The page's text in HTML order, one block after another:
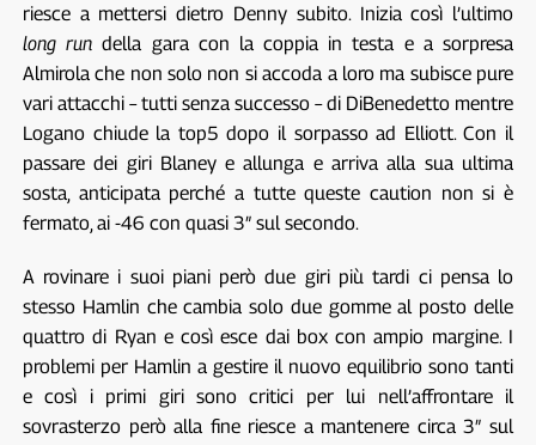
riesce a mettersi dietro Denny subito. Inizia così l’ultimo
long run della gara con la coppia in testa e a sorpresa
Almirola che non solo non si accoda a loro ma subisce pure
vari attacchi – tutti senza successo – di DiBenedetto mentre
Logano chiude la top5 dopo il sorpasso ad Elliott. Con il
passare dei giri Blaney e allunga e arriva alla sua ultima
sosta, anticipata perché a tutte queste caution non si è
fermato, ai -46 con quasi 3″ sul secondo.
A rovinare i suoi piani però due giri più tardi ci pensa lo
stesso Hamlin che cambia solo due gomme al posto delle
quattro di Ryan e così esce dai box con ampio margine. I
problemi per Hamlin a gestire il nuovo equilibrio sono tanti
e così i primi giri sono critici per lui nell’affrontare il
sovrasterzo però alla fine riesce a mantenere circa 3″ sul